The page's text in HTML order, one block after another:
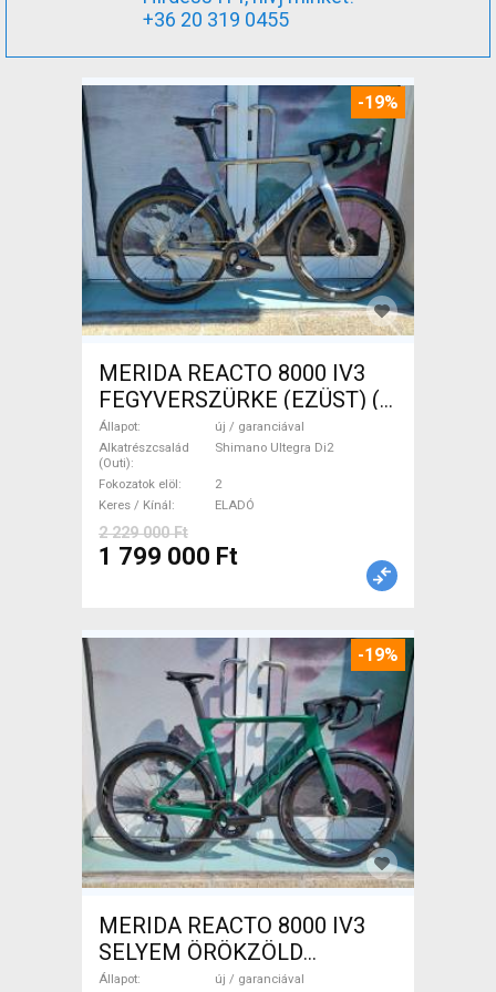
+36 20 319 0455
-19%
MERIDA REACTO 8000 IV3
FEGYVERSZÜRKE (EZÜST) (
(L) Országúti Shimano Ultegra
Di2 tárcsafék új / garanciával
ELADÓ
Állapot
új / garanciával
Alkatrészcsalád
(Outi)
Shimano Ultegra Di2
Fokozatok elöl
2
Keres / Kínál
ELADÓ
2 229 000 Ft
1 799 000 Ft
-19%
MERIDA REACTO 8000 IV3
SELYEM ÖRÖKZÖLD
(FEKETE) ( (S,M) Országúti
Állapot
új / garanciával